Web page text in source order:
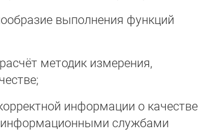
выполнения функций
методик измерения,
информации о качестве
информационными службами